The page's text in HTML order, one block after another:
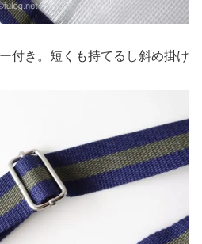
付き。短くも持てるし斜め掛け